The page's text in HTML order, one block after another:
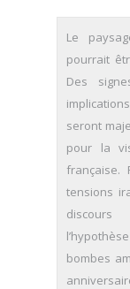
Le
pourrait
Des
seront
pour la
française.
tensions
discours
bombes